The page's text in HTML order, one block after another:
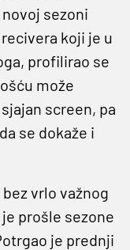
sezoni
koji je u
profilirao se
može
screen, pa
se dokaže i
vrlo važnog
prošle sezone
je prednji